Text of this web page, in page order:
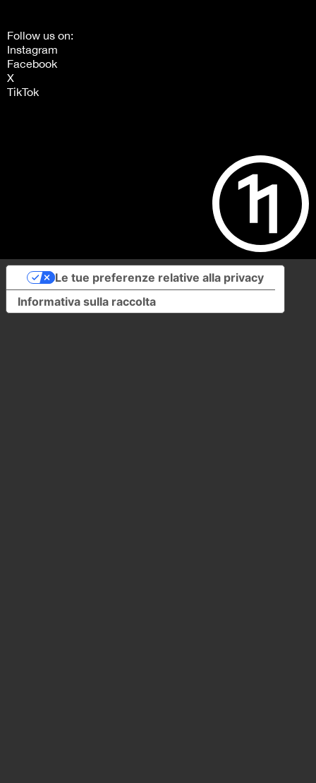
Follow us on:
Instagram
Facebook
X
TikTok
Informativa sulla raccolta
Le tue preferenze relative alla privacy